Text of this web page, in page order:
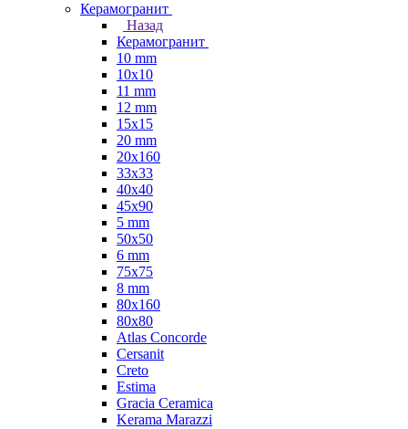
Керамогранит
Назад
Керамогранит
10 mm
10x10
11 mm
12 mm
15x15
20 mm
20х160
33x33
40х40
45x90
5 mm
50x50
6 mm
75х75
8 mm
80x160
80x80
Atlas Concorde
Cersanit
Creto
Estima
Gracia Ceramica
Kerama Marazzi